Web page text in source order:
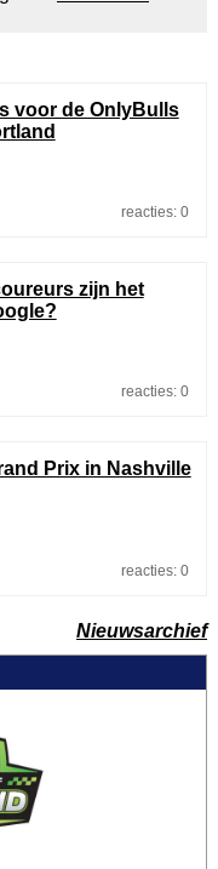
voor de OnlyBulls
reacties: 0
zijn het
reacties: 0
Prix in Nashville
reacties: 0
Nieuwsarchief